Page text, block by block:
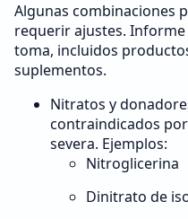
Algunas combinaciones
requerir ajustes.
toma, incluidos
suplementos.
Nitratos y
contraindicados
severa. Ejemplos:
Nitroglicerina
Dinitrato de